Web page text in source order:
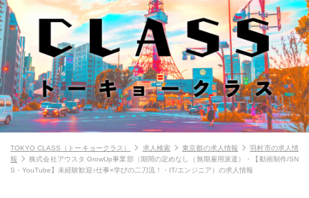
TOKYO CLASS（トーキョークラス） 求人検索 東京都の求人情報
羽村市の求人情
報
株式会社アウスタ GrowUp事業部（期間の定めなし（無期雇用派遣）・【動画制作/SN
S・YouTube】未経験歓迎♪仕事×学びの二刀流！・IT/エンジニア）の求人情報